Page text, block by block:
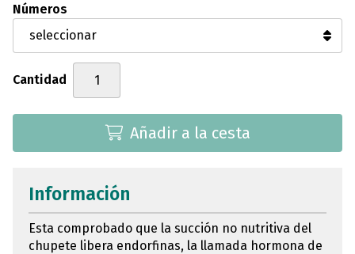
Números
Cantidad
Añadir a la cesta
Información
Esta comprobado que la succión no nutritiva del
chupete libera endorfinas, la llamada hormona de